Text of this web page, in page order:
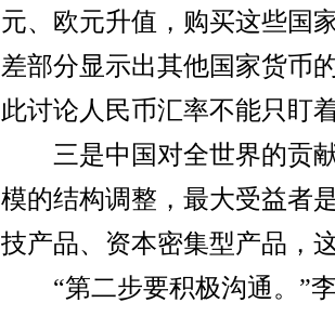
元、欧元升值，购买这些国
差部分显示出其他国家货币
此讨论人民币汇率不能只盯
三是中国对全世界的贡献
模的结构调整，最大受益者
技产品、资本密集型产品，
“第二步要积极沟通。”李